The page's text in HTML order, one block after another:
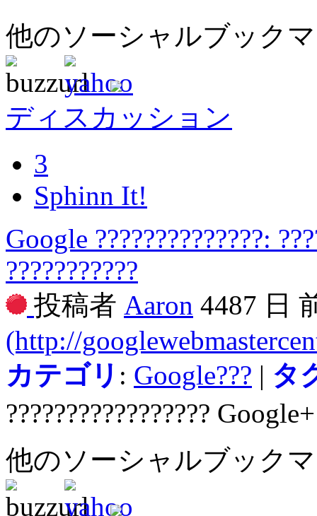
他のソーシャルブック
ディスカッション
3
Sphinn It!
Google ??????????????:
???????????
投稿者 Aaron 4487 日
(http://
カテゴリ : Google??? | タ
?????????????????
他のソーシャルブック